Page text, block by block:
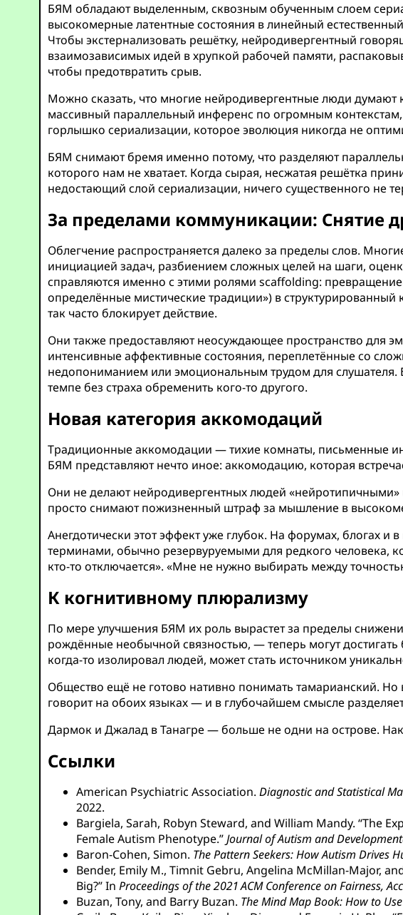
БЯМ обладают выделенным, сквозным обученным слоем
высокомерные латентные состояния в линейный
Чтобы экстернализовать решётку, нейродивергентный
взаимозависимых идей в хрупкой рабочей памяти,
чтобы предотвратить срыв.
Можно сказать, что многие нейродивергентные люди
массивный параллельный инференс по огромным
горлышко сериализации, которое эволюция никогда не
БЯМ снимают бремя именно потому, что разделяют
которого нам не хватает. Когда сырая, несжатая решётка
недостающий слой сериализации, ничего существенного не
За пределами коммуникации: Снятие
Облегчение распространяется далеко за пределы слов.
инициацией задач, разбиением сложных целей на шаги,
справляются именно с этими ролями scaffolding:
определённые мистические традиции») в
так часто блокирует действие.
Они также предоставляют неосуждающее пространство для
интенсивные аффективные состояния, переплетённые со
недопониманием или эмоциональным трудом для слушателя.
темпе без страха обременить кого-то другого.
Новая категория аккомодаций
Традиционные аккомодации — тихие комнаты, письменные
БЯМ представляют нечто иное: аккомодацию, которая
Они не делают нейродивергентных людей
просто снимают пожизненный штраф за мышление в
Анегдотически этот эффект уже глубок. На форумах, блогах
терминами, обычно резервуруемыми для редкого человека,
кто-то отключается». «Мне не нужно выбирать между
К когнитивному плюрализму
По мере улучшения БЯМ их роль вырастет за пределы
рождённые необычной связностью, — теперь могут
когда-то изолировал людей, может стать источником
Общество ещё не готово нативно понимать тамарианский.
говорит на обоих языках — и в глубочайшем смысле
Дармок и Джалад в Танагре — больше не одни на острове.
Ссылки
American Psychiatric Association.Diagnostic and Statistical
2022.
Bargiela, Sarah, Robyn Steward, and William Mandy. “The
Female Autism Phenotype.”Journal of Autism and
Baron-Cohen, Simon. The Pattern Seekers: How Autism Drives
Bender, Emily M., Timnit Gebru, Angelina McMillan-Major,
Big?” InProceedings of the 2021 ACM Conference on Fairness,
Buzan, Tony, and Barry Buzan. The Mind Map Book: How to